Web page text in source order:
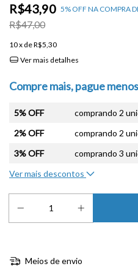
R$43,90 5% OFF NA COMPRA
R$47,00
10x deR$5,30
Ver mais detalhes
Compre mais, pague
5% OFF
comprando 2
2% OFF
comprando 2
3% OFF
comprando 3
Ver mais descontos
Meios de envio